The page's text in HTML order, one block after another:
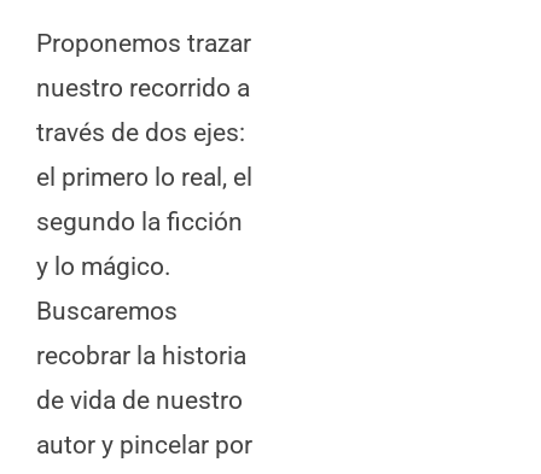
Proponemos trazar
nuestro recorrido a
través de dos ejes:
el primero lo real, el
segundo la ficción
y lo mágico.
Buscaremos
recobrar la historia
de vida de nuestro
autor y pincelar por